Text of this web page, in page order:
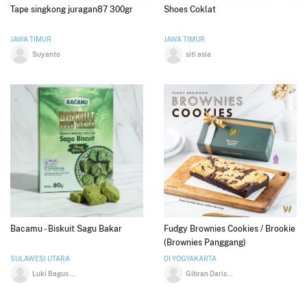
Tape singkong juragan87 300gr
JAWA TIMUR
Suyanto
Shoes Coklat
JAWA TIMUR
siti asia
Bacamu - Biskuit Sagu Bakar
SULAWESI UTARA
Fudgy Brownies Cookies / Brookie
(Brownies Panggang)
DI YOGYAKARTA